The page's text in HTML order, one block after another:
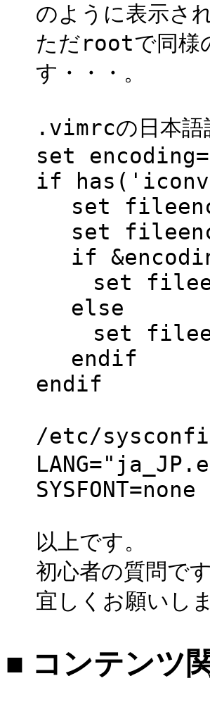
のように表示さ
ただrootで同様
す・・・。
.vimrcの日本語
set
if
set
set
if
set
else
set
endif
endif
/etc/
SYSFONT=none
以上です。
初心者の質問で
宜しくお願いしま
■ コンテンツ